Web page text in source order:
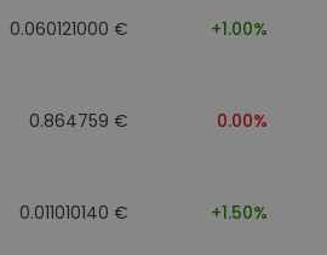
0.060121000 € +1.00%
0.864759 € 0.00%
0.011010140 € +1.50%